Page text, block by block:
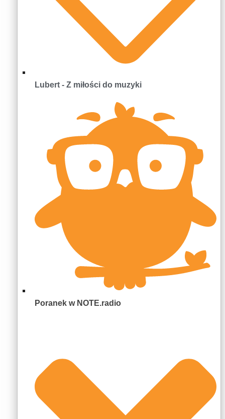
Lubert - Z miłości do muzyki
Poranek w NOTE.radio